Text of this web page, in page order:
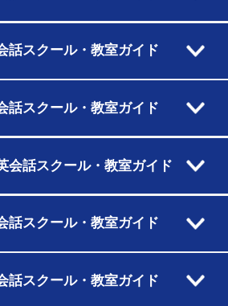
話スクール・教室ガイド
話スクール・教室ガイド
会話スクール・教室ガイド
話スクール・教室ガイド
話スクール・教室ガイド